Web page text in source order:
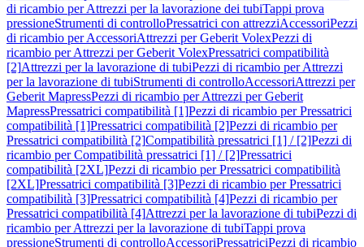
di ricambio per Attrezzi per la lavorazione dei tubiTappi prova
pressioneStrumenti di controlloPressatrici con attrezziAccessoriPezzi
di ricambio per AccessoriAttrezzi per Geberit VolexPezzi di
ricambio per Attrezzi per Geberit VolexPressatrici compatibilità
[2]Attrezzi per la lavorazione di tubiPezzi di ricambio per Attrezzi
per la lavorazione di tubiStrumenti di controlloAccessoriAttrezzi per
Geberit MapressPezzi di ricambio per Attrezzi per Geberit
MapressPressatrici compatibilità [1]Pezzi di ricambio per Pressatrici
compatibilità [1]Pressatrici compatibilità [2]Pezzi di ricambio per
Pressatrici compatibilità [2]Compatibilità pressatrici [1] / [2]Pezzi di
ricambio per Compatibilità pressatrici [1] / [2]Pressatrici
compatibilità [2XL]Pezzi di ricambio per Pressatrici compatibilità
[2XL]Pressatrici compatibilità [3]Pezzi di ricambio per Pressatrici
compatibilità [3]Pressatrici compatibilità [4]Pezzi di ricambio per
Pressatrici compatibilità [4]Attrezzi per la lavorazione di tubiPezzi di
ricambio per Attrezzi per la lavorazione di tubiTappi prova
pressioneStrumenti di controlloAccessoriPressatriciPezzi di ricambio